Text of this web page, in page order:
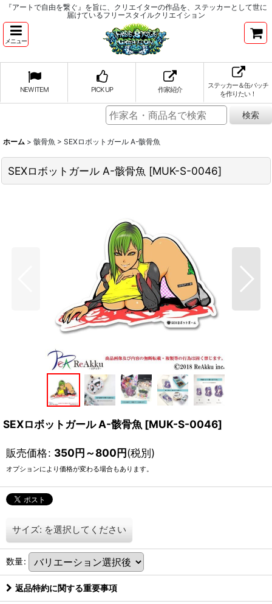
『アートで自由を繋ぐ』を旨に、クリエイターの作品を、ステッカーとして世に
届けているフリースタイルクリエイション
メニュー
NEW ITEM PICK UP 作家紹介
ステッカー＆缶バッチ
を作りたい！
ホーム > 骸骨魚 > SEXロボットガール A-骸骨魚
SEXロボットガール A-骸骨魚 [MUK-S-0046]
SEXロボットガール A-骸骨魚 [MUK-S-0046]
販売価格: 350円～800円(税別)
オプションにより価格が変わる場合もあります。
サイズ: を選択してください
数量:
返品特約に関する重要事項